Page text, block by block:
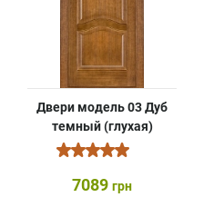
Двери модель 03 Дуб
темный (глухая)
7089 грн